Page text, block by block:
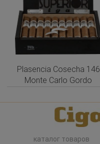
Plasencia Cosecha 146
Monte Carlo Gordo
каталог товаров